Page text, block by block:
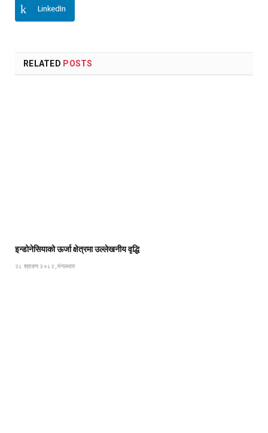
LinkedIn
RELATED POSTS
इन्डोनेसियाको ऊर्जा क्षेत्रमा उल्लेखनीय वृद्धि
२८ श्रावण २०८२, मंगलवार